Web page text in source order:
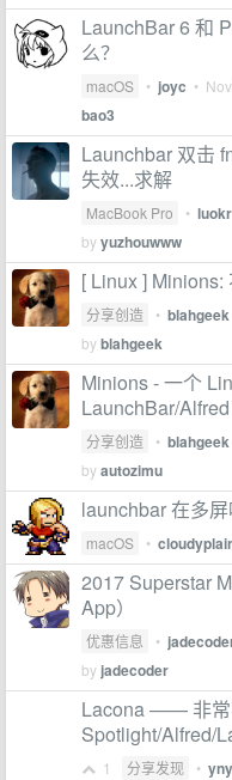
LaunchBar 6 和
么？
macOS • joyc •
bao3
Launchbar 双击
失效...求解
MacBook Pro • luokr
byyuzhouwww
[ Linux ]
分享创造 • blahgeek
byblahgeek
Minions - 一个
LaunchBar/
分享创造 • blahgeek
byautozimu
launchbar 在多
macOS •
2017 Superstar
App）
优惠信息 •
by jadecoder
Lacona —— 非常
Spotlight/Alfred/
1 分享发现 •